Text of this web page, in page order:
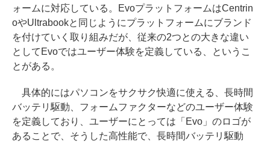
ォームに対応している。EvoプラットフォームはCentrin
oやUltrabookと同じようにプラットフォームにブランド
を付けていく取り組みだが、従来の2つとの大きな違い
としてEvoではユーザー体験を定義している、というこ
とがある。
具体的にはパソコンをサクサク快適に使える、長時間
バッテリ駆動、フォームファクターなどのユーザー体験
を定義しており、ユーザーにとっては「Evo」のロゴが
あることで、そうした高性能で、長時間バッテリ駆動